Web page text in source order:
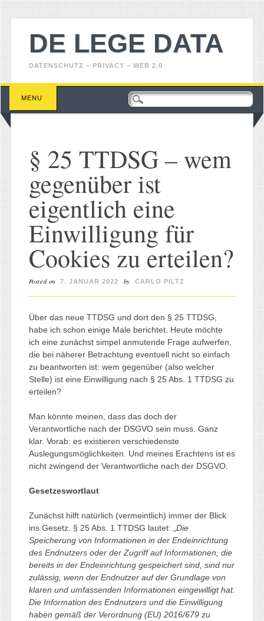
DE LEGE DATA
DATENSCHUTZ – PRIVACY – WEB 2.0
Main menu
Skip
content
MENU
§ 25 TTDSG – wem
gegenüber ist
eigentlich eine
Einwilligung für
Cookies zu erteilen?
Posted on 7. JANUAR 2022 by CARLO PILTZ
Über das neue TTDSG und dort den § 25 TTDSG,
habe ich schon einige Male berichtet. Heute möchte
ich eine zunächst simpel anmutende Frage aufwerfen,
die bei näherer Betrachtung eventuell nicht so einfach
zu beantworten ist: wem gegenüber (also welcher
Stelle) ist eine Einwilligung nach § 25 Abs. 1 TTDSG zu
erteilen?
Man könnte meinen, dass das doch der
Verantwortliche nach der DSGVO sein muss. Ganz
klar. Vorab: es existieren verschiedenste
Auslegungsmöglichkeiten. Und meines Erachtens ist es
nicht zwingend der Verantwortliche nach der DSGVO.
Gesetzeswortlaut
Zunächst hilft natürlich (vermeintlich) immer der Blick
ins Gesetz. § 25 Abs. 1 TTDSG lautet: „ Die
Speicherung von Informationen in der Endeinrichtung
des Endnutzers oder der Zugriff auf Informationen, die
bereits in der Endeinrichtung gespeichert sind, sind nur
zulässig, wenn der Endnutzer auf der Grundlage von
klaren und umfassenden Informationen eingewilligt hat.
Die Information des Endnutzers und die Einwilligung
haben gemäß der Verordnung (EU) 2016/679 zu